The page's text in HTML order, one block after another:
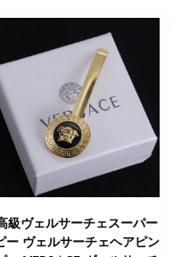
級ヴェルサーチェスーパー
ー ヴェルサーチェヘアピン